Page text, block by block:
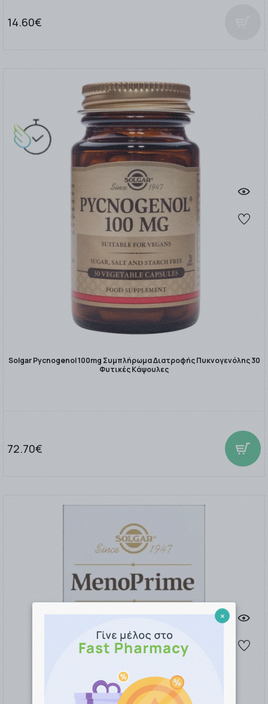
14.60€
Solgar Pycnogenol 100mg Συμπλήρωμα Διατροφής Πυκνογενόλης 30
Φυτικές Κάψουλες
72.70€
×